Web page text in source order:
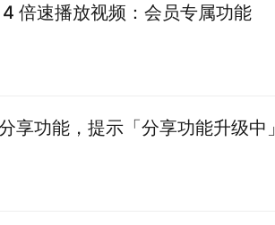
倍速播放视频：会员专属功能
享功能，提示「分享功能升级中」